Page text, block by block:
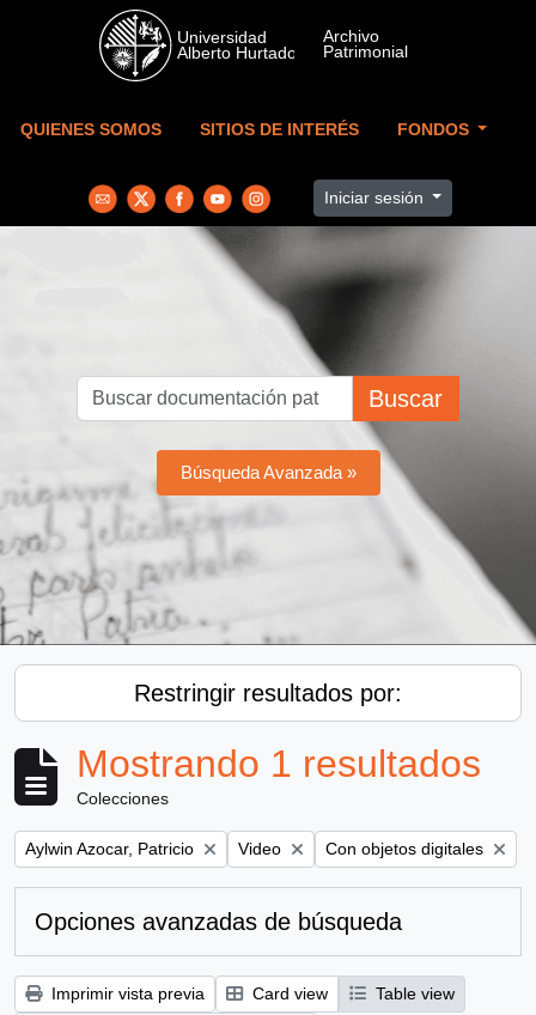
Skip to main content
QUIENES SOMOS SITIOS DE INTERÉS FONDOS
Iniciar sesión
Buscar
Búsqueda Avanzada »
Restringir resultados por:
Mostrando 1 resultados
Colecciones
Remove filter:
Aylwin Azocar, Patricio Remove filter:
Video Remove filter:
Con objetos digitales
Opciones avanzadas de búsqueda
Imprimir vista previa Card view
Table view